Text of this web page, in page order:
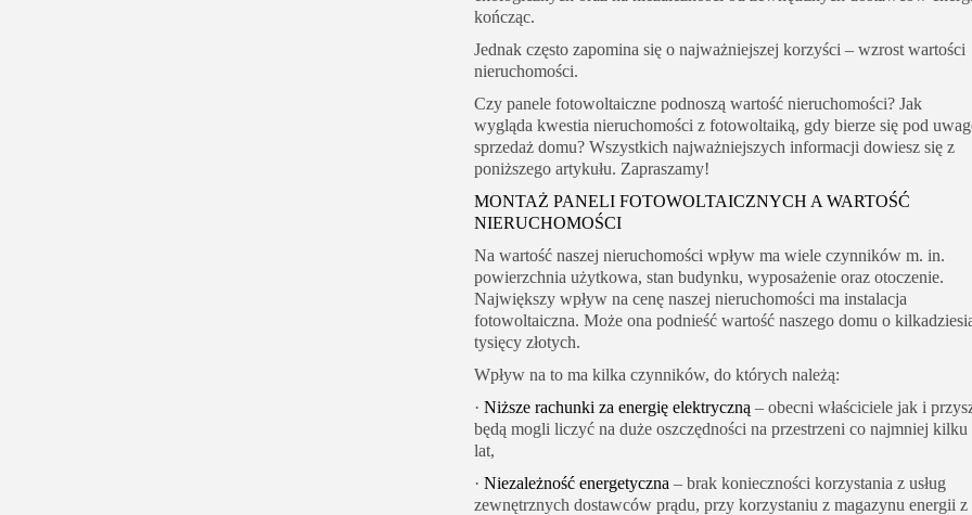
kończąc.
Jednak często zapomina się o najważniejszej korzyści – wzrost wartości
nieruchomości.
Czy panele fotowoltaiczne podnoszą wartość nieruchomości? Jak
wygląda kwestia nieruchomości z fotowoltaiką, gdy bierze się pod
sprzedaż domu? Wszystkich najważniejszych informacji dowiesz się z
poniższego artykułu. Zapraszamy!
MONTAŻ PANELI FOTOWOLTAICZNYCH A WARTOŚĆ
NIERUCHOMOŚCI
Na wartość naszej nieruchomości wpływ ma wiele czynników m. in.
powierzchnia użytkowa, stan budynku, wyposażenie oraz otoczenie.
Największy wpływ na cenę naszej nieruchomości ma instalacja
fotowoltaiczna. Może ona podnieść wartość naszego domu o
tysięcy złotych.
Wpływ na to ma kilka czynników, do których należą:
· Niższe rachunki za energię elektryczną – obecni właściciele jak i
będą mogli liczyć na duże oszczędności na przestrzeni co najmniej kilku
lat,
· Niezależność energetyczna – brak konieczności korzystania z usług
zewnętrznych dostawców prądu, przy korzystaniu z magazynu energii z